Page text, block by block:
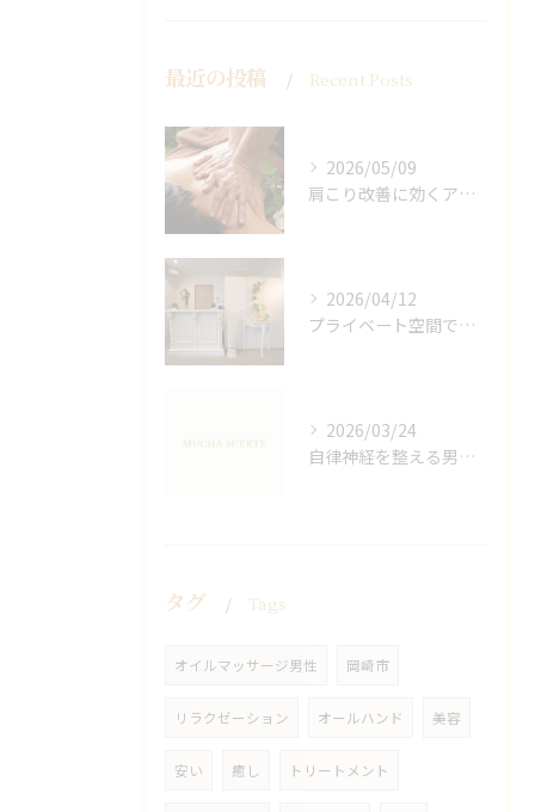
最近の投稿 Recent Posts
2026/05/09
肩こり改善に効くアロマリンパの手技と効果
2026/04/12
プライベート空間で極上アロマリンパケアの効果
2026/03/24
自律神経を整える男性オイルマッサージ
タグ Tags
オイルマッサージ男性 岡崎市
リラクゼーション オールハンド 美容
安い 癒し トリートメント